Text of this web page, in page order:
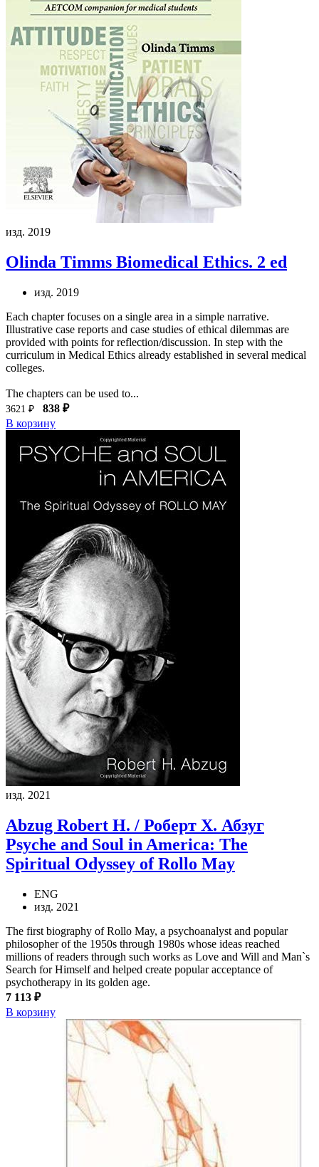
изд. 2019
Olinda Timms Biomedical Ethics. 2 ed
изд. 2019
Each chapter focuses on a single area in a simple narrative.
Illustrative case reports and case studies of ethical dilemmas are
provided with points for reflection/discussion. In step with the
curriculum in Medical Ethics already established in several medical
colleges.
The chapters can be used to...
3621 ₽
838 ₽
В корзину
изд. 2021
Abzug Robert H. / Роберт Х. Абзуг
Psyche and Soul in America: The
Spiritual Odyssey of Rollo May
ENG
изд. 2021
The first biography of Rollo May, a psychoanalyst and popular
philosopher of the 1950s through 1980s whose ideas reached
millions of readers through such works as Love and Will and Man`s
Search for Himself and helped create popular acceptance of
psychotherapy in its golden age.
7 113 ₽
В корзину